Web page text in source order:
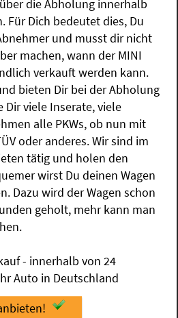
die Abholung innerhalb
Für Dich bedeutet dies, Du
und musst dir nicht
machen, wann der MINI
verkauft werden kann.
bieten Dir bei der Abholung
Dir viele Inserate, viele
alle PKWs, ob nun mit
oder anderes. Wir sind im
tätig und holen den
wirst Du deinen Wagen
Dazu wird der Wagen schon
geholt, mehr kann man
- innerhalb von 24
Auto in Deutschland